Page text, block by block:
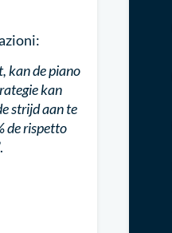
kan de piano
kan
strijd aan te
de rispetto